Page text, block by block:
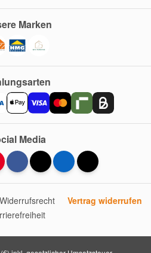
Marken
Media
Vertrag widerrufen